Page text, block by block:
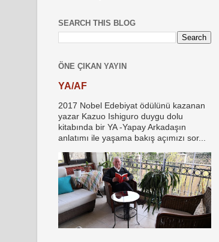
SEARCH THIS BLOG
ÖNE ÇIKAN YAYIN
YA/AF
2017 Nobel Edebiyat ödülünü kazanan
yazar Kazuo Ishiguro duygu dolu
kitabında bir YA -Yapay Arkadaşın
anlatımı ile yaşama bakış açımızı sor...